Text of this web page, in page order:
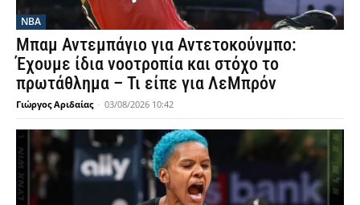
NBA
Μπαμ Αντεμπάγιο για Αντετοκούνμπο:
Έχουμε ίδια νοοτροπία και στόχο το
πρωτάθλημα – Τι είπε για ΛεΜπρόν
Γιώργος Αριδαίας - 03/08/2026 10:42